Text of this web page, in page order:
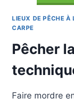
LIEUX DE PÊCHE À
CARPE
Pêcher
Faire mordre